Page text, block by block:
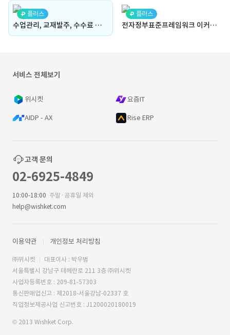
플러스
수업관리, 교재발주, 수수료 정산이 가능한 강사전용 앱(강사 전용 LMS, 수업관리, 교재발주, 교재비 및 수수료 정산, 음원 관리, 스마트워치 연동, 블루투스)(바디코디와 유사)
플러스
전자정부표준프레임워크 이커머스/배송시스템 개발
서비스 전체보기
위시켓 요즘IT
AIDP - AX Rise ERP
고객 문의
02-6925-4849
10:00-18:00 주말·공휴일 제외
help@wishket.com
이용약관 개인정보 처리방침
㈜위시켓
대표이사 : 박우범
서울특별시 강남구 테헤란로 211 3층 ㈜위시켓
사업자등록번호 : 209-81-57303
통신판매업신고 : 제2018-서울강남-02337 호
직업정보제공사업 신고번호 : J1200020180019
© 2013 Wishket Corp.